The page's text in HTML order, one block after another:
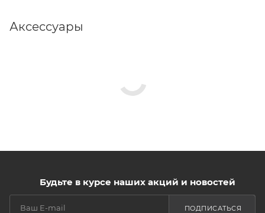
Аксессуары
Будьте в курсе наших акций и новостей
ПОДПИСАТЬСЯ